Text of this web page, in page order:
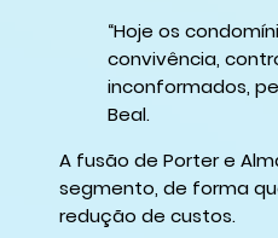
“Hoje os
convivência,
inconformados,
Beal.
A fusão de Porter e
segmento, de forma
redução de custos.